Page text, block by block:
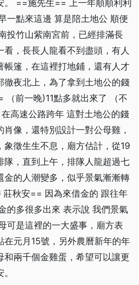
。 ==施先生== 上一年順順利利
一點來這邊 算是陪土地公 順便
投竹山紫南宮前，已經排滿長
看，長長人龍看不到盡頭，有人
帳篷，在這裡打地鋪，還有人才
徹夜北上，為了拿到土地公的錢
（前一晚)11點多就出來了 （不
高速公路跨年 這對土地公的錢
像，還特別設計一對公母雞，
象徵生生不息，廟方估計，從19
隊，直到上午，排隊人龍超過七
金的人潮變多，似乎景氣漸漸轉
秋安== 因為來借金的 跟往年
的多很多出來 表示說 我們景氣
可是這裡的一大盛事，廟方表
在元月15號，另外農曆新年的年
和兩千個金雞蛋，希望可以讓更